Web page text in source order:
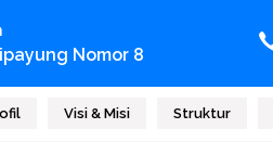
Nomor 8
Visi & Misi Struktur